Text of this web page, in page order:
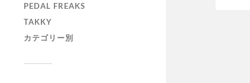
PEDAL FREAKS
TAKKY
カテゴリー別